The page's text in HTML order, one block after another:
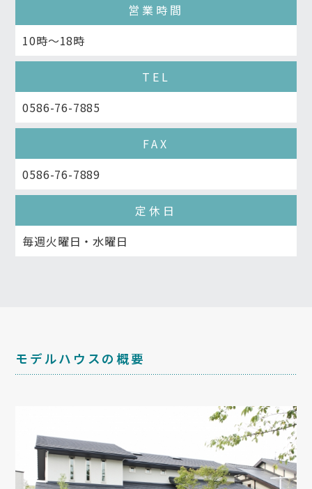
営業時間
10時～18時
TEL
0586-76-7885
FAX
0586-76-7889
定休日
毎週火曜日・水曜日
モデルハウスの概要